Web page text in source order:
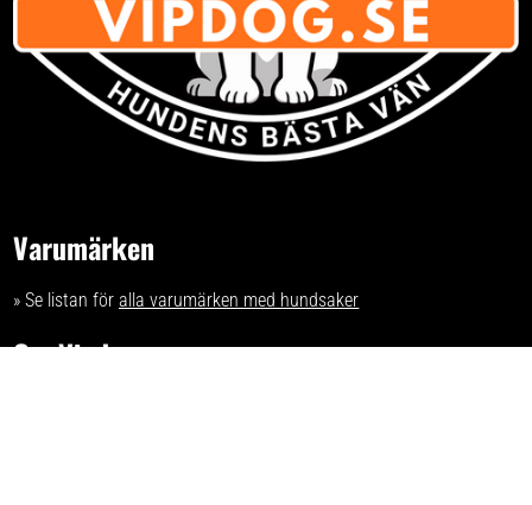
Varumärken
» Se listan föralla varumärken med hundsaker
Om Vipdog.se